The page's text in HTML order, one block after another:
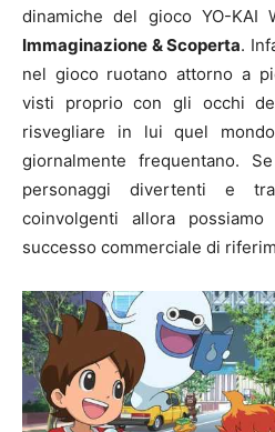
dinamiche del gioco YO-KAI
Immaginazione & Scoperta.
nel gioco ruotano attorno a
visti proprio con gli occhi
risvegliare in lui quel
giornalmente frequentano.
personaggi divertenti e
coinvolgenti allora
successo commerciale di